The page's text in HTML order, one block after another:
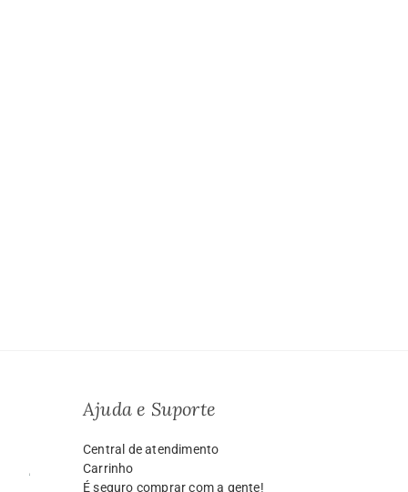
Ajuda e Suporte
Central de atendimento
Carrinho
É seguro comprar com a gente!